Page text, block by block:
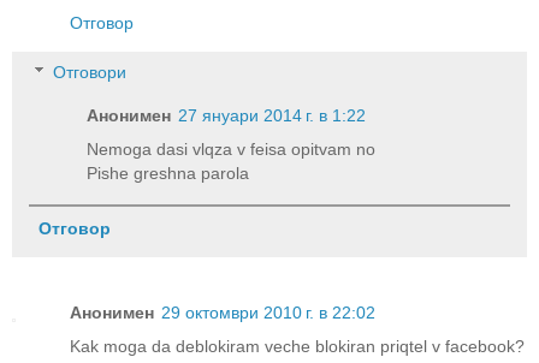
Отговор
Отговори
Анонимен 27 януари 2014 г. в 1:22
Nemoga dasi vlqza v feisa opitvam no
Pishe greshna parola
Отговор
Анонимен 29 октомври 2010 г. в 22:02
Kak moga da deblokiram veche blokiran priqtel v facebook?